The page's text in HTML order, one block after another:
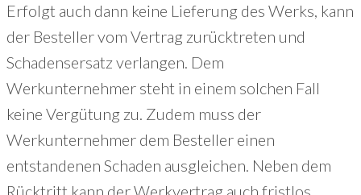
Erfolgt auch dann keine Lieferung des Werks, kann
der Besteller vom Vertrag zurücktreten und
Schadensersatz verlangen. Dem
Werkunternehmer steht in einem solchen Fall
keine Vergütung zu. Zudem muss der
Werkunternehmer dem Besteller einen
entstandenen Schaden ausgleichen. Neben dem